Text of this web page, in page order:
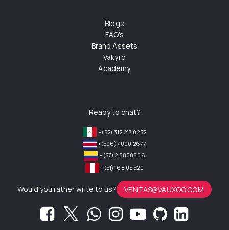
Blogs
FAQ's
Brand Assets
Vakyro
Academy
Ready to chat?
+(52) 312 217 0252
+(506) 4000 2677
+(57) 2 3800806
+(51) 168 05 520
Would you rather write to us? VENTAS@VAUXOO.COM